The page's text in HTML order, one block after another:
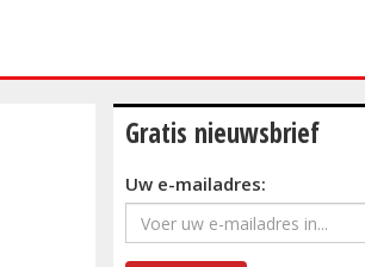
Gratis nieuwsbrief
Uw e-mailadres: